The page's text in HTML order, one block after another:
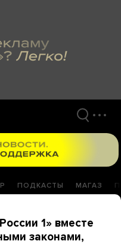
ПОДКАСТЫ МАГАЗ
1» вместе
законами,